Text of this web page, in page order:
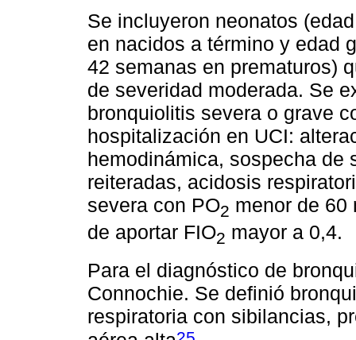
Se incluyeron neonatos
en nacidos a término y edad
42 semanas en prematuros)
de severidad moderada. Se
bronquiolitis severa o grave
hospitalización en UCI:
hemodinámica, sospecha de
reiteradas, acidosis
severa con PO2 menor de 60
de aportar FIO2 mayor a 0,4.
Para el diagnóstico de
Connochie. Se definió
respiratoria con sibilancias,